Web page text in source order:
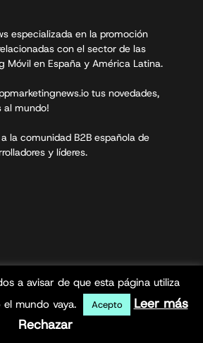
especializada en la promoción
con el sector de las
Móvil en España y América Latina.
tus novedades,
al mundo!
la comunidad B2B española de
y líderes.
2026. Todos los derechos
a avisar de que esta página utiliza
mundo vaya.
Acepto
Leer más
Rechazar